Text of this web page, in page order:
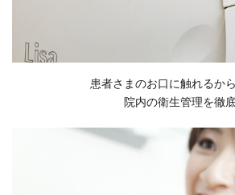
患者さまのお口に触れるから
院内の衛生管理を徹